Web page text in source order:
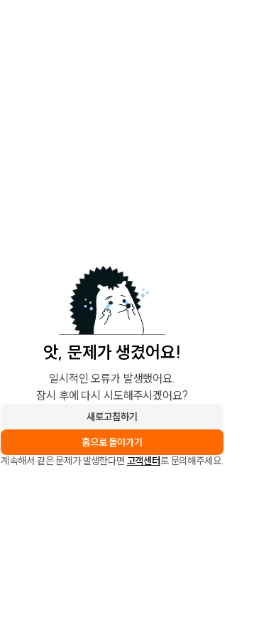
앗, 문제가 생겼어요!
일시적인 오류가 발생했어요.
잠시 후에 다시 시도해주시겠어요?
새로고침하기
홈으로 돌아가기
계속해서 같은 문제가 발생한다면 고객센터로 문의해주세요.